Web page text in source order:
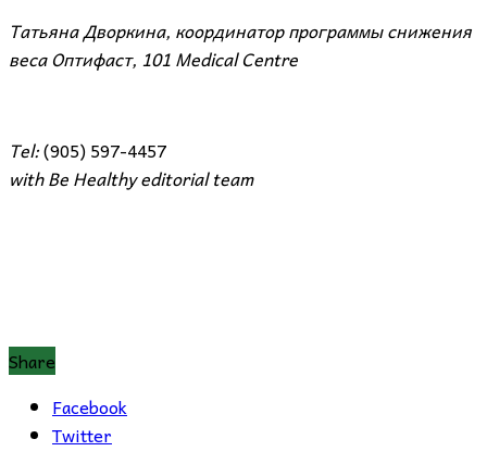
Татьяна Дворкина, координатор программы снижения
весаОптифаст, 101Medical Centre
Tel:(905) 597-4457
withBeHealthyeditorial team
Share
Facebook
Twitter